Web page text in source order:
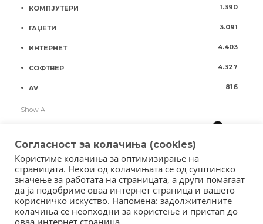
КОМПЈУТЕРИ 1.390
ГАЏЕТИ 3.091
ИНТЕРНЕТ 4.403
СОФТВЕР 4.327
AV 816
Show All
Согласност за колачиња (cookies)
Користиме колачиња за оптимизирање на
страницата. Некои од колачињата се од суштинско
значење за работата на страницата, а други помагаат
да ја подобриме оваа интернет страница и вашето
корисничко искуство. Напомена: задолжителните
колачиња се неопходни за користење и пристап до
оваа интернет страница.